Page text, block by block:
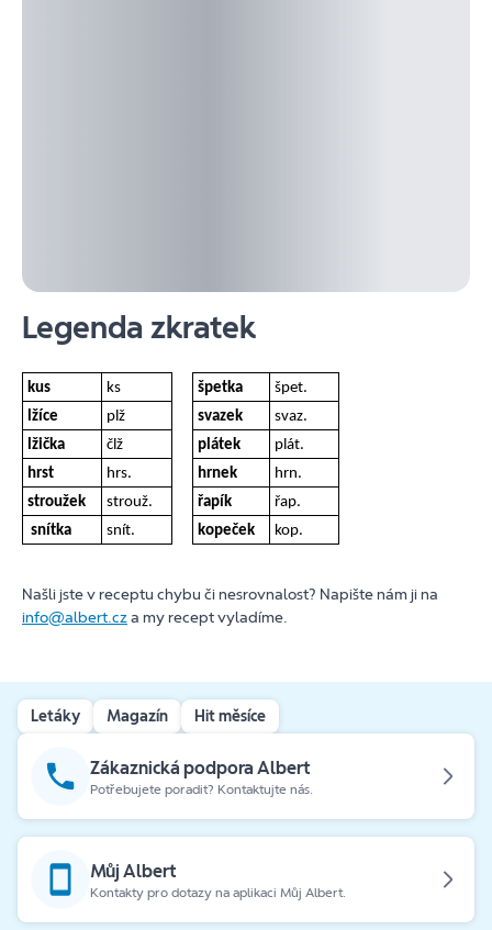
Legenda zkratek
kus ks špetka
špet.
lžíce
plž svazek
svaz.
lžička
člž plátek
plát.
hrst
hrs. hrnek
hrn.
stroužek
strouž. řapík
řap.
snítka
snít. kopeček kop.
Našli jste v receptu chybu či nesrovnalost? Napište nám ji na
info@albert.cza my recept vyladíme.
Letáky Magazín Hit měsíce
Zákaznická podpora Albert
Potřebujete poradit? Kontaktujte nás.
Můj Albert
Kontakty pro dotazy na aplikaci Můj Albert.